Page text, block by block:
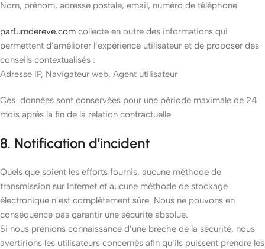
Nom, prénom, adresse postale, email, numéro de téléphone
parfumdereve.com collecte en outre des informations qui
permettent d’améliorer l’expérience utilisateur et de proposer des
conseils contextualisés :
Adresse IP, Navigateur web, Agent utilisateur
Ces données sont conservées pour une période maximale de 24
mois après la fin de la relation contractuelle
8. Notification d’incident
Quels que soient les efforts fournis, aucune méthode de
transmission sur Internet et aucune méthode de stockage
électronique n’est complètement sûre. Nous ne pouvons en
conséquence pas garantir une sécurité absolue.
Si nous prenions connaissance d’une brèche de la sécurité, nous
avertirions les utilisateurs concernés afin qu’ils puissent prendre les